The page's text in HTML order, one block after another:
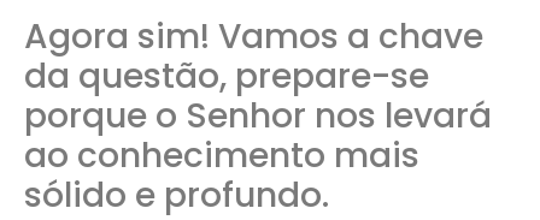
Agora sim! Vamos a chave
da questão, prepare-se
porque o Senhor nos levará
ao conhecimento mais
sólido e profundo.